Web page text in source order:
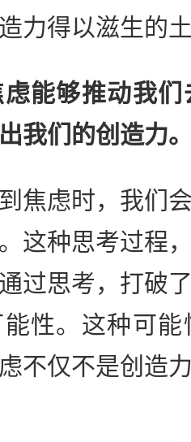
力得以滋生的
能够推动我
我们的创造力
虑时，我们会
这种思考过程
过思考，打破
性。这种可
不仅不是创造